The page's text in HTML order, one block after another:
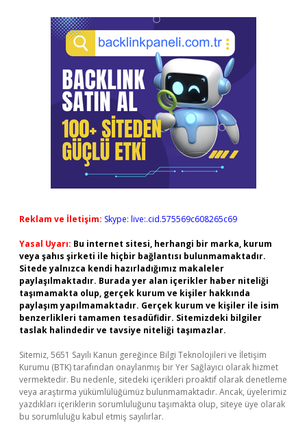
Reklam ve İletişim: Skype: live:.cid.575569c608265c69
Yasal Uyarı: Bu internet sitesi, herhangi bir marka, kurum
veya şahıs şirketi ile hiçbir bağlantısı bulunmamaktadır.
Sitede yalnızca kendi hazırladığımız makaleler
paylaşılmaktadır. Burada yer alan içerikler haber niteliği
taşımamakta olup, gerçek kurum ve kişiler hakkında
paylaşım yapılmamaktadır. Gerçek kurum ve kişiler ile isim
benzerlikleri tamamen tesadüfidir. Sitemizdeki bilgiler
taslak halindedir ve tavsiye niteliği taşımazlar.
Sitemiz, 5651 Sayılı Kanun gereğince Bilgi Teknolojileri ve İletişim
Kurumu (BTK) tarafından onaylanmış bir Yer Sağlayıcı olarak hizmet
vermektedir. Bu nedenle, sitedeki içerikleri proaktif olarak denetleme
veya araştırma yükümlülüğümüz bulunmamaktadır. Ancak, üyelerimiz
yazdıkları içeriklerin sorumluluğunu taşımakta olup, siteye üye olarak
bu sorumluluğu kabul etmiş sayılırlar.